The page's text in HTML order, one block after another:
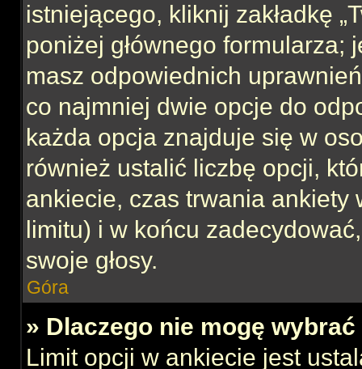
istniejącego, kliknij zakładkę
poniżej głównego formularza;
masz odpowiednich
co najmniej dwie opcje do
każda opcja znajduje się w
również ustalić liczbę opcji,
ankiecie, czas trwania ankiety
limitu) i w końcu
swoje głosy.
Góra
» Dlaczego nie mogę
Limit opcji w ankiecie jest